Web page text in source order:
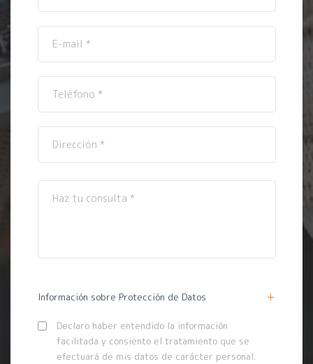
Información sobre Protección de Datos
Declaro haber entendido la información
facilitada y consiento el tratamiento que se
efectuará de mis datos de carácter personal.